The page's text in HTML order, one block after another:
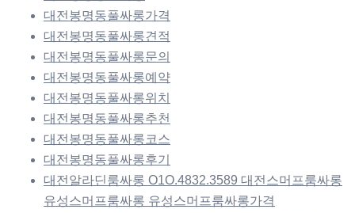
대전봉명동풀싸롱가격
대전봉명동풀싸롱견적
대전봉명동풀싸롱문의
대전봉명동풀싸롱예약
대전봉명동풀싸롱위치
대전봉명동풀싸롱추천
대전봉명동풀싸롱코스
대전봉명동풀싸롱후기
대전알라딘룸싸롱 O1O.4832.3589 대전스머프룸싸롱
유성스머프룸싸롱 유성스머프룸싸롱가격